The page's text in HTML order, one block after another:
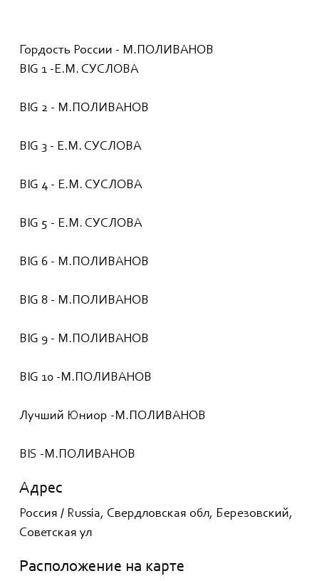
Гордость России - М.ПОЛИВАНОВ
BIG 1 -Е.М. СУСЛОВА
BIG 2 - М.ПОЛИВАНОВ
BIG 3 - Е.М. СУСЛОВА
BIG 4 - Е.М. СУСЛОВА
BIG 5 - Е.М. СУСЛОВА
BIG 6 - М.ПОЛИВАНОВ
BIG 8 - М.ПОЛИВАНОВ
BIG 9 - М.ПОЛИВАНОВ
BIG 10 -М.ПОЛИВАНОВ
Лучший Юниор -М.ПОЛИВАНОВ
BIS -М.ПОЛИВАНОВ
Адрес
Россия / Russia, Свердловская обл, Березовский,
Советская ул
Расположение на карте